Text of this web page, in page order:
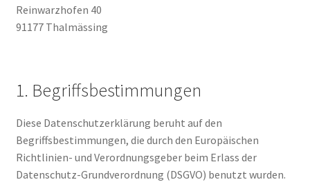
Ihr Konto
Impressum
Kasse
Reinwarzhofen 40
91177 Thalmässing
1. Begriffsbestimmungen
Diese Datenschutzerklärung beruht auf den
Begriffsbestimmungen, die durch den Europäischen
Richtlinien- und Verordnungsgeber beim Erlass der
Datenschutz-Grundverordnung (DSGVO) benutzt wurden.